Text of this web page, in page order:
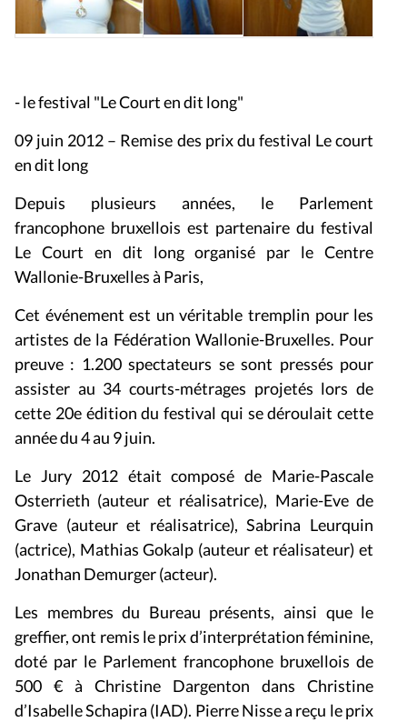
- le festival "Le Court en dit long"
09 juin 2012 – Remise des prix du festival Le court
en dit long
Depuis plusieurs années, le Parlement
francophone bruxellois est partenaire du festival
Le Court en dit long organisé par le Centre
Wallonie-Bruxelles à Paris,
Cet événement est un véritable tremplin pour les
artistes de la Fédération Wallonie-Bruxelles. Pour
preuve : 1.200 spectateurs se sont pressés pour
assister au 34 courts-métrages projetés lors de
cette 20e édition du festival qui se déroulait cette
année du 4 au 9 juin.
Le Jury 2012 était composé de Marie-Pascale
Osterrieth (auteur et réalisatrice), Marie-Eve de
Grave (auteur et réalisatrice), Sabrina Leurquin
(actrice), Mathias Gokalp (auteur et réalisateur) et
Jonathan Demurger (acteur).
Les membres du Bureau présents, ainsi que le
greffier, ont remis leprix d’interprétation féminine,
doté par le Parlement francophone bruxelloisde
500 € à Christine Dargenton dansChristine
d’Isabelle Schapira (IAD). Pierre Nisse a reçu le prix